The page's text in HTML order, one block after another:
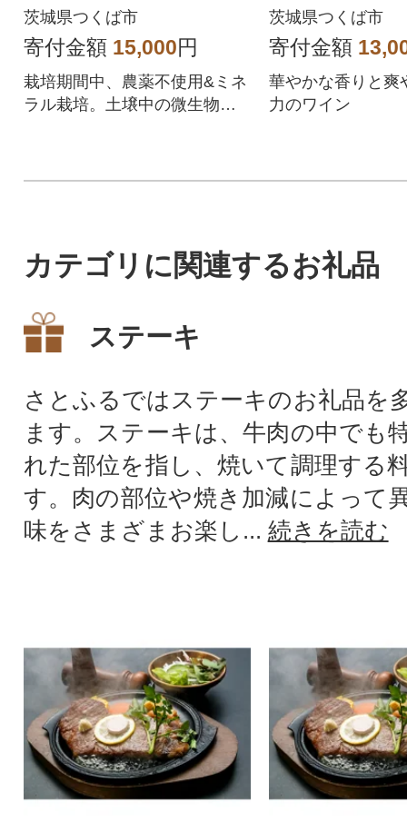
ルーベリー 1kg【離
島・沖縄配送不可】
茨城県つくば市
寄付金額 15,000円
栽培期間中、農薬不使用&ミネ
ラル栽培。土壌中の微生物を
可】
茨城県つくば市
寄付金額
華やかな香りと爽
力のワイン
カテゴリに関連するお礼品
ステーキ
さとふるではステーキのお礼品を
ます。ステーキは、牛肉の中でも
れた部位を指し、焼いて調理する
す。肉の部位や焼き加減によって
味をさまざまお楽し... 続きを読む